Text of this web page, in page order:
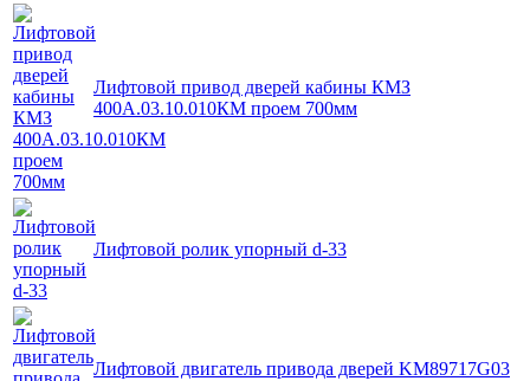
Лифтовой привод дверей кабины КМЗ
400А.03.10.010КМ проем 700мм
Лифтовой ролик упорный d-33
Лифтовой двигатель привода дверей KM89717G03